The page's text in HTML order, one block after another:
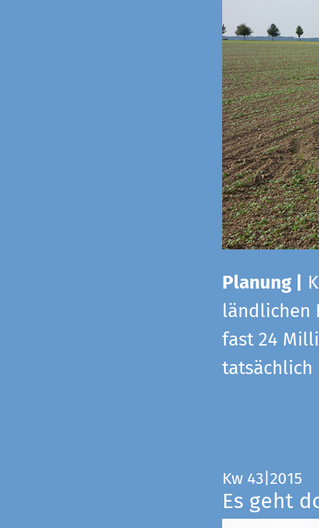
Planung |
ländlichen
fast 24
tatsächlich
Kw 43|2015
Es geht